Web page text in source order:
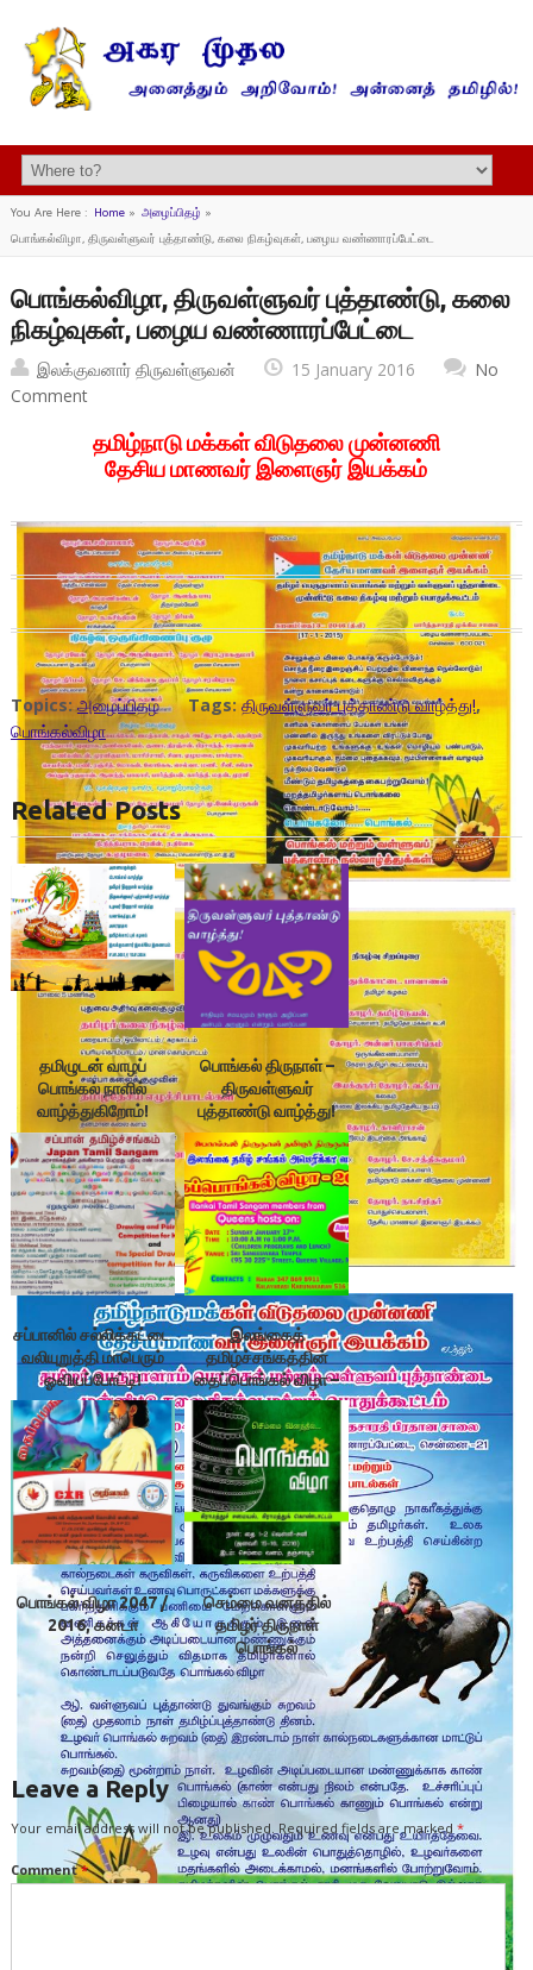
You Are Here : Home» அழைப்பிதழ் »
பொங்கல்விழா, திருவள்ளுவர் புத்தாண்டு, கலை நிகழ்வுகள், பழைய வண்ணாரப்பேட்டை
பொங்கல்விழா, திருவள்ளுவர் புத்தாண்டு, கலை
நிகழ்வுகள், பழைய வண்ணாரப்பேட்டை
இலக்குவனார் திருவள்ளுவன் 15 January 2016
No
Comment
தமிழ்நாடு மக்கள் விடுதலை முன்னணி
தேசிய மாணவர் இளைஞர் இயக்கம்
Topics:அழைப்பிதழ் Tags:திருவள்ளுவர் புத்தாண்டு வாழ்த்து!,
பொங்கல்விழா
Related Posts
தமிழுடன் வாழப்
பொங்கல் நாளில்
வாழ்த்துகிறோம்!
பொங்கல் திருநாள் –
திருவள்ளுவர்
புத்தாண்டு வாழ்த்து!
சப்பானில் சல்லிக்கட்டை
வலியுறுத்தி மாபெரும்
ஓவியப்போட்டி!
இலங்கைத்
தமிழ்ச்சங்கத்தின்
தைப்பொங்கல் விழா –
2047 / 2016,
அமெரிக்கா
பொங்கல் விழா 2047 /
2016, கனடா
செம்மை வனத்தில்
தமிழர் திருநாள்
பொங்கல்
கொண்டாட்டம்!
Leave a Reply
Your email address will not be published. Required fields are marked *
Comment*